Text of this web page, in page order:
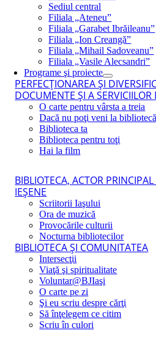
Sediul central
Filiala „Ateneu”
Filiala „Garabet Ibrăileanu”
Filiala „Ion Creangă”
Filiala „Mihail Sadoveanu”
Filiala „Vasile Alecsandri”
Programe şi proiecte
PERFECŢIONAREA ŞI
DOCUMENTE ŞI A SERVICIILOR
O carte pentru vârsta a treia
Dacă nu poţi veni la
Biblioteca ta
Biblioteca pentru toţi
Hai la film
BIBLIOTECA, ACTOR
IEŞENE
Scriitorii Iaşului
Ora de muzică
Provocările culturii
Nocturna bibliotecilor
BIBLIOTECA ŞI COMUNITATEA
Intersecţii
Viaţă şi spiritualitate
Voluntar@BJIaşi
O carte pe zi
Şi eu scriu despre cărţi
Să înţelegem ce citim
Scriu în culori